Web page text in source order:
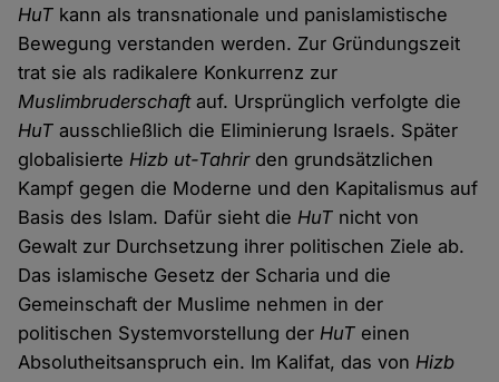
HuT kann als transnationale und panislamistische
Bewegung verstanden werden. Zur Gründungszeit
trat sie als radikalere Konkurrenz zur
Muslimbruderschaftauf. Ursprünglich verfolgte die
HuT ausschließlich die Eliminierung Israels. Später
globalisierteHizb ut-Tahrirden grundsätzlichen
Kampf gegen die Moderne und den Kapitalismus auf
Basis des Islam. Dafür sieht dieHuT nicht von
Gewalt zur Durchsetzung ihrer politischen Ziele ab.
Das islamische Gesetz der Scharia und die
Gemeinschaft der Muslime nehmen in der
politischen Systemvorstellung derHuT einen
Absolutheitsanspruch ein. Im Kalifat, das vonHizb